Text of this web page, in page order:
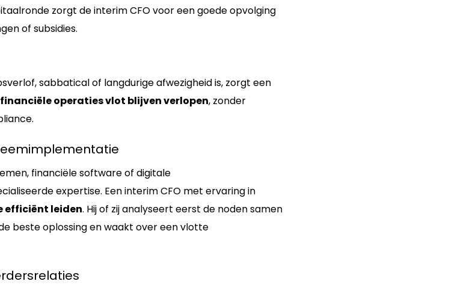
zorgt de interim CFO voor een goede opvolging
of subsidies.
sabbatical of langdurige afwezigheid is, zorgt een
operaties vlot blijven verlopen, zonder
financiële software of digitale
expertise. Een interim CFO met ervaring in
efficiënt leiden. Hij of zij analyseert eerst de noden samen
beste oplossing en waakt over een vlotte